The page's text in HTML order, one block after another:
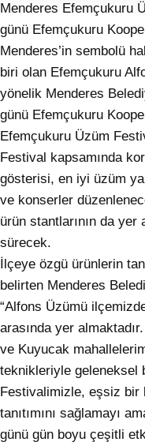
Menderes Efemçukuru
günü Efemçukuru
Menderes’in sembolü
biri olan Efemçukuru
yönelik Menderes
günü Efemçukuru
Efemçukuru Üzüm
Festival kapsamında
gösterisi, en iyi üzüm
ve konserler
ürün stantlarının da
sürecek.
İlçeye özgü ürünlerin
belirten Menderes
“Alfons Üzümü
arasında yer
ve Kuyucak
teknikleriyle geleneksel
Festivalimizle, eşsiz bir
tanıtımını sağlamayı
günü gün boyu çeşitli